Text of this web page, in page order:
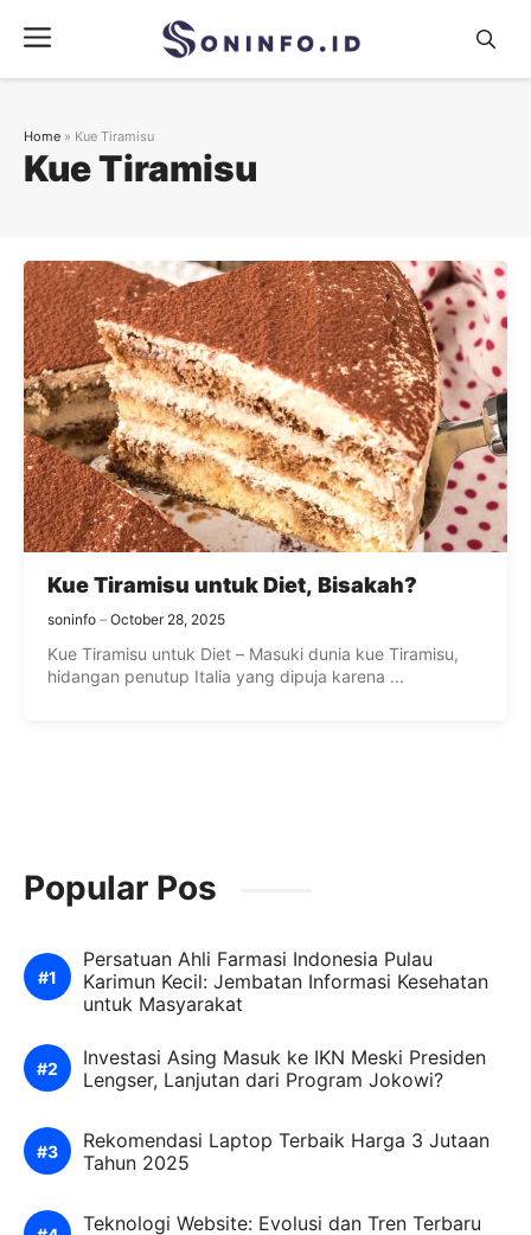
content
Menu
Kue Tiramisu
Home » Kue Tiramisu
Kue Tiramisu untuk Diet, Bisakah?
soninfo October 28, 2025
Kue Tiramisu untuk Diet – Masuki dunia kue Tiramisu,
hidangan penutup Italia yang dipuja karena ...
Popular Pos
Persatuan Ahli Farmasi Indonesia Pulau
Karimun Kecil: Jembatan Informasi Kesehatan
untuk Masyarakat
Investasi Asing Masuk ke IKN Meski Presiden
Lengser, Lanjutan dari Program Jokowi?
Rekomendasi Laptop Terbaik Harga 3 Jutaan
Tahun 2025
Teknologi Website: Evolusi dan Tren Terbaru